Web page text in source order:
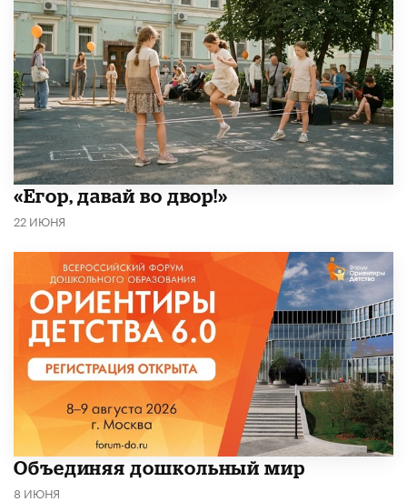
«Егор, давай во двор!»
22 ИЮНЯ
​Объединяя дошкольный мир
8 ИЮНЯ